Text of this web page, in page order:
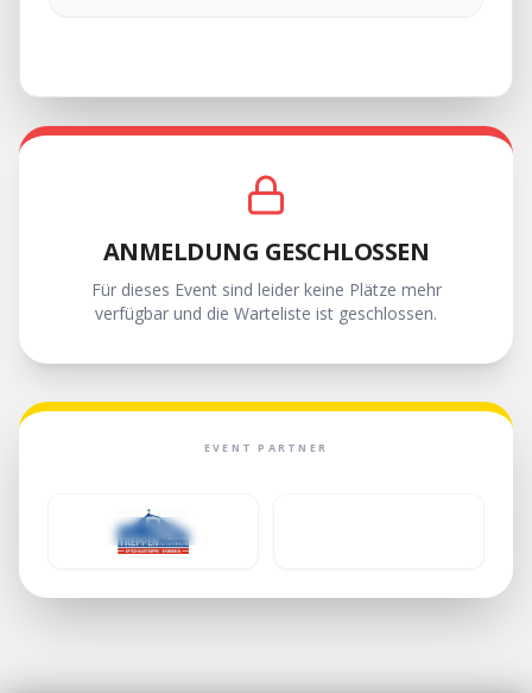
ANMELDUNG GESCHLOSSEN
Für dieses Event sind leider keine Plätze mehr
verfügbar und die Warteliste ist geschlossen.
EVENT PARTNER